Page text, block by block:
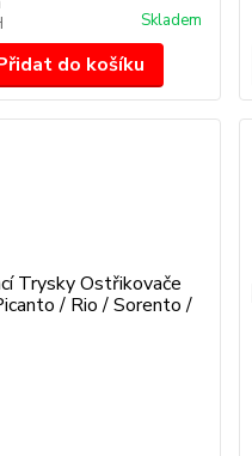
Skladem
do košíku